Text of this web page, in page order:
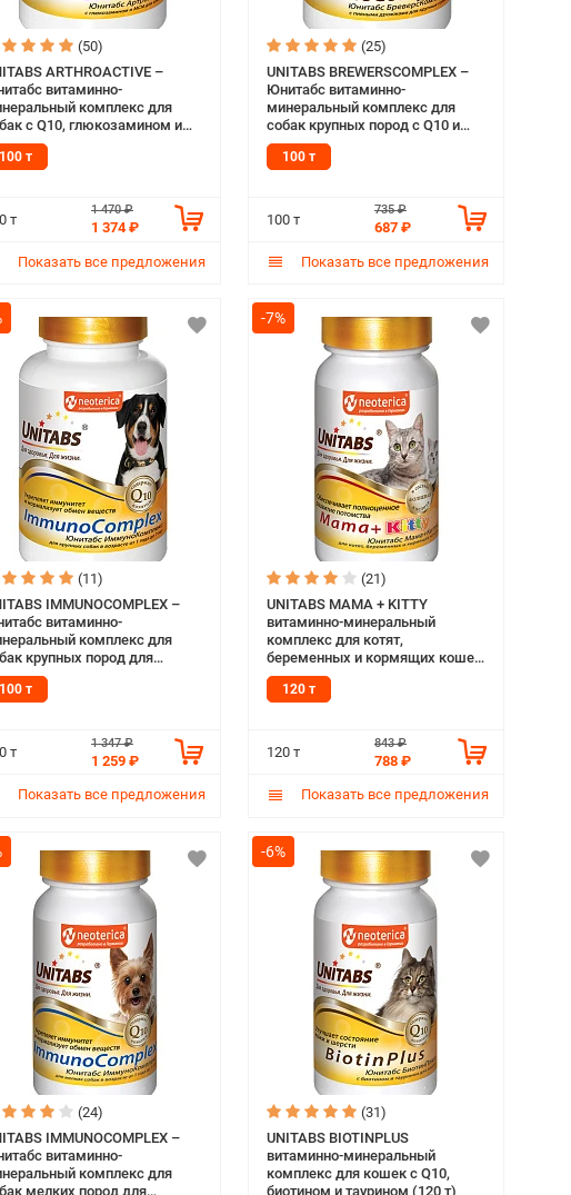
(50)
ARTHROACTIVE –
витаминно-
комплекс для
с Q10, глюкозамином и
для поддержания функции
и хрящей (100 т)
100 т
т
1 470 ₽
1 374 ₽
Показать все предложения
(25)
UNITABS BREWERSCOMPLEX –
Юнитабс витаминно-
минеральный комплекс для
собак крупных пород с Q10 и
пивными дрожжами (100 т)
100 т
100 т
735 ₽
687 ₽
Показать все предложения
(11)
IMMUNOCOMPLEX –
витаминно-
комплекс для
крупных пород для
иммунитета с Q10
т)
100 т
т
1 347 ₽
1 259 ₽
Показать все предложения
-7%
(21)
UNITABS MAMA + KITTY
витаминно-минеральный
комплекс для котят,
беременных и кормящих кошек
с B9 (120 т)
120 т
120 т
843 ₽
788 ₽
Показать все предложения
(24)
IMMUNOCOMPLEX –
витаминно-
комплекс для
мелких пород для
-6%
(31)
UNITABS BIOTINPLUS
витаминно-минеральный
комплекс для кошек с Q10,
биотином и таурином (120 т)